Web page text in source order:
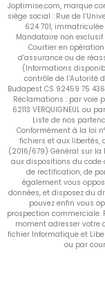
Joptimise.com, marque
siège social : Rue de
624 701,
Mandataire non
Courtier en
d’assurance ou de
(Informations
contrôle de l’Autorité
Budapest CS 92459 75
Réclamations : par voie
62113 VERQUIGNEUL ou
Liste de nos
Conformément à la loi
fichiers et aux libertés,
(2016/679) Général sur la
aux dispositions du code
de rectification, de
également vous
données, et disposez du
pouvez enfin vous
prospection commerciale.
moment adresser votre
fichier Informatique et
ou par